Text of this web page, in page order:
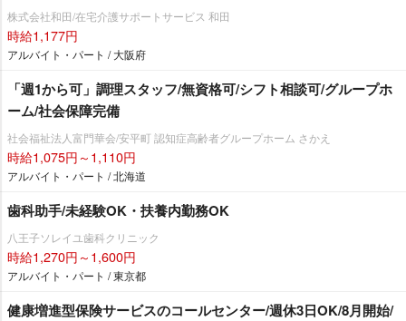
株式会社和田/在宅介護サポートサービス 和田
時給1,177円
アルバイト・パート / 大阪府
「週1から可」調理スタッフ/無資格可/シフト相談可/グループホ
ーム/社会保障完備
社会福祉法人富門華会/安平町 認知症高齢者グループホーム さかえ
時給1,075円～1,110円
アルバイト・パート / 北海道
歯科助手/未経験OK・扶養内勤務OK
八王子ソレイユ歯科クリニック
時給1,270円～1,600円
アルバイト・パート / 東京都
健康増進型保険サービスのコールセンター/週休3日OK/8月開始/